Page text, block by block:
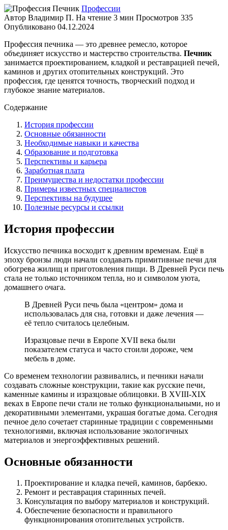
Профессии
Автор Владимир П. На чтение 3 мин Просмотров 335
Опубликовано 04.12.2024
Профессия печника — это древнее ремесло, которое
объединяет искусство и мастерство строительства. Печник
занимается проектированием, кладкой и реставрацией печей,
каминов и других отопительных конструкций. Это
профессия, где ценятся точность, творческий подход и
глубокое знание материалов.
Содержание
История профессии
Основные обязанности
Необходимые навыки и качества
Образование и подготовка
Перспективы и карьера
Заработная плата
Преимущества и недостатки профессии
Примеры известных специалистов
Перспективы на будущее
Полезные ресурсы и ссылки
История профессии
Искусство печника восходит к древним временам. Ещё в
эпоху бронзы люди начали создавать примитивные печи для
обогрева жилищ и приготовления пищи. В Древней Руси печь
стала не только источником тепла, но и символом уюта,
домашнего очага.
В Древней Руси печь была «центром» дома и
использовалась для сна, готовки и даже лечения —
её тепло считалось целебным.
Изразцовые печи в Европе XVII века были
показателем статуса и часто стоили дороже, чем
мебель в доме.
Со временем технологии развивались, и печники начали
создавать сложные конструкции, такие как русские печи,
каменные камины и изразцовые облицовки. В XVIII-XIX
веках в Европе печи стали не только функциональными, но и
декоративными элементами, украшая богатые дома. Сегодня
печное дело сочетает старинные традиции с современными
технологиями, включая использование экологичных
материалов и энергоэффективных решений.
Основные обязанности
Проектирование и кладка печей, каминов, барбекю.
Ремонт и реставрация старинных печей.
Консультация по выбору материалов и конструкций.
Обеспечение безопасности и правильного
функционирования отопительных устройств.